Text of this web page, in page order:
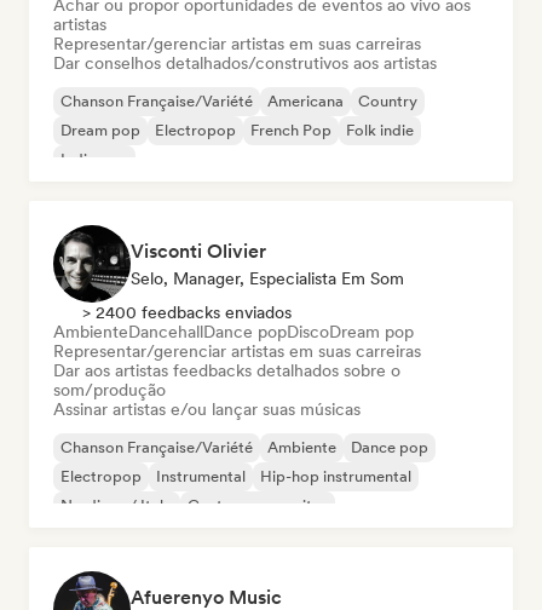
Achar ou propor oportunidades de eventos ao vivo aos
artistas
Representar/gerenciar artistas em suas carreiras
Dar conselhos detalhados/construtivos aos artistas
Chanson Française/Variété Americana
Country
Dream pop
Electropop French Pop
Folk indie
Indie pop
Visconti Olivier
Selo, Manager, Especialista Em Som
> 2400 feedbacks enviados
AmbienteDancehallDance popDiscoDream pop
Representar/gerenciar artistas em suas carreiras
Dar aos artistas feedbacks detalhados sobre o
som/produção
Assinar artistas e/ou lançar suas músicas
Chanson Française/Variété Ambiente
Dance pop
Electropop
Instrumental
Hip-hop instrumental
Nu-disco / Italo
Cantor-compositor
Afuerenyo Music